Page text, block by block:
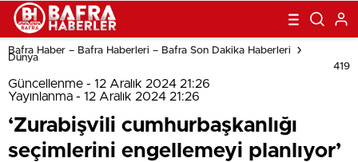
Bafra Haber – Bafra Haberleri – Bafra Son Dakika Haberleri
Dünya
419
Güncellenme - 12 Aralık 2024 21:26
Yayınlanma - 12 Aralık 2024 21:26
‘Zurabişvili cumhurbaşkanlığı
seçimlerini engellemeyi planlıyor’